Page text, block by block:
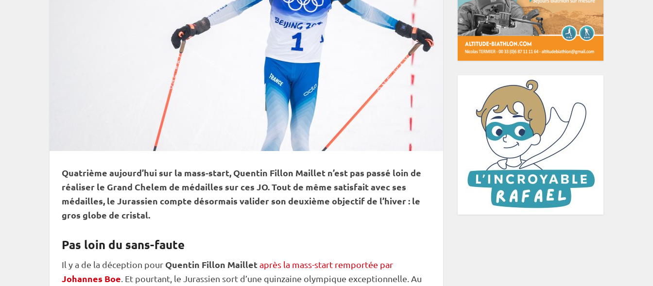
Quatrième aujourd’hui sur la mass-start, Quentin Fillon Maillet n’est pas passé loin de
réaliser le Grand Chelem de médailles sur ces JO. Tout de même satisfait avec ses
médailles, le Jurassien compte désormais valider son deuxième objectif de l’hiver : le
gros globe de cristal.
Pas loin du sans-faute
Il y a de la déception pour Quentin Fillon Mailletaprès la mass-start remportée par
Johannes Boe . Et pourtant, le Jurassien sort d’une quinzaine olympique exceptionnelle. Au